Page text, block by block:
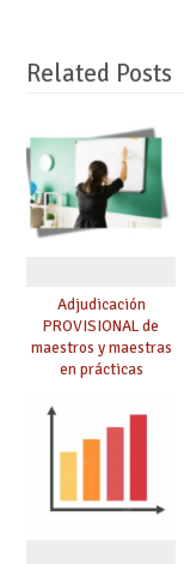
Related Posts
Adjudicación
PROVISIONAL de
maestros y maestras
en prácticas